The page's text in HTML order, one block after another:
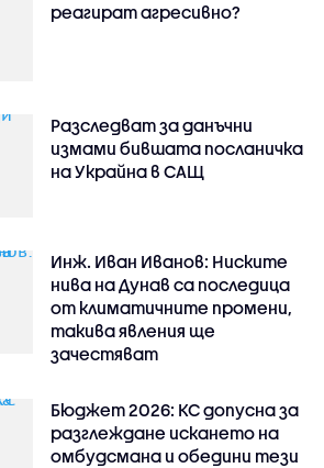
реагират агресивно?
Разследват за данъчни
измами бившата посланичка
на Украйна в САЩ
Инж. Иван Иванов: Ниските
нива на Дунав са последица
от климатичните промени,
такива явления ще
зачестяват
Бюджет 2026: КС допусна за
разглеждане искането на
омбудсмана и обедини тези